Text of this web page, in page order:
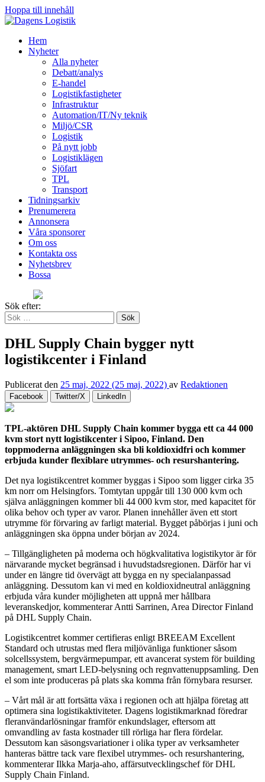
Hoppa till innehåll
Hem
Nyheter
Alla nyheter
Debatt/analys
E-handel
Logistikfastigheter
Infrastruktur
Automation/IT/Ny teknik
Miljö/CSR
Logistik
På nytt jobb
Logistiklägen
Sjöfart
TPL
Transport
Tidningsarkiv
Prenumerera
Annonsera
Våra sponsorer
Om oss
Kontakta oss
Nyhetsbrev
Bossa
Sök efter:
DHL Supply Chain bygger nytt
logistikcenter i Finland
Publicerat den 25 maj, 2022 (25 maj, 2022) av Redaktionen
Facebook Twitter/X LinkedIn
TPL-aktören DHL Supply Chain kommer bygga ett ca 44 000
kvm stort nytt logistikcenter i Sipoo, Finland. Den
toppmoderna anläggningen ska bli koldioxidfri och kommer
erbjuda kunder flexiblare utrymmes- och resurshantering.
Det nya logistikcentret kommer byggas i Sipoo som ligger cirka 35
km norr om Helsingfors. Tomtytan uppgår till 130 000 kvm och
själva anläggningen kommer bli 44 000 kvm stor, med kapacitet för
olika behov och typer av varor. Planen innehåller även ett stort
utrymme för förvaring av farligt material. Bygget påbörjas i juni och
anläggningen ska öppna under början av 2024.
– Tillgängligheten på moderna och högkvalitativa logistikytor är för
närvarande mycket begränsad i huvudstadsregionen. Därför har vi
under en längre tid övervägt att bygga en ny specialanpassad
anläggning. Dessutom kan vi med en koldioxidneutral anläggning
erbjuda våra kunder möjligheten att uppnå mer hållbara
leveranskedjor, kommenterar Antti Sarrinen, Area Director Finland
på DHL Supply Chain.
Logistikcentret kommer certifieras enligt BREEAM Excellent
Standard och utrustas med flera miljövänliga funktioner såsom
solcellssystem, bergvärmepumpar, ett avancerat system för building
management, smart LED-belysning och regnvattenuppsamling. Den
el som inte produceras på plats ska komma från förnybara resurser.
– Vårt mål är att fortsätta växa i regionen och att hjälpa företag att
optimera sina logistikaktiviteter. Dagens logistikmarknad föredrar
fleranvändarlösningar framför enkundslager, eftersom att
omvandling av fasta kostnader till rörliga har flera fördelar.
Dessutom kan säsongsvariationer i olika typer av verksamheter
hanteras bättre tack vare flexibel utrymmes- och resurshantering,
kommenterar Ilkka Marja-aho, affärsutvecklingschef för DHL
Supply Chain Finland.